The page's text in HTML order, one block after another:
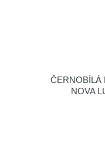
ČERNOBÍLÁ
NOVA